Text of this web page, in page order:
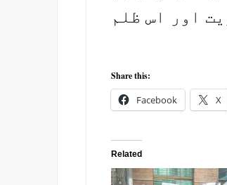
اور اس ظلم
Share this:
Facebook X
Related